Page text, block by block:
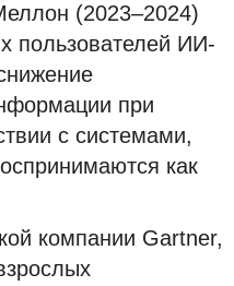
(2023–2024)
пользователей ИИ-
при
с системами,
как
компании Gartner,